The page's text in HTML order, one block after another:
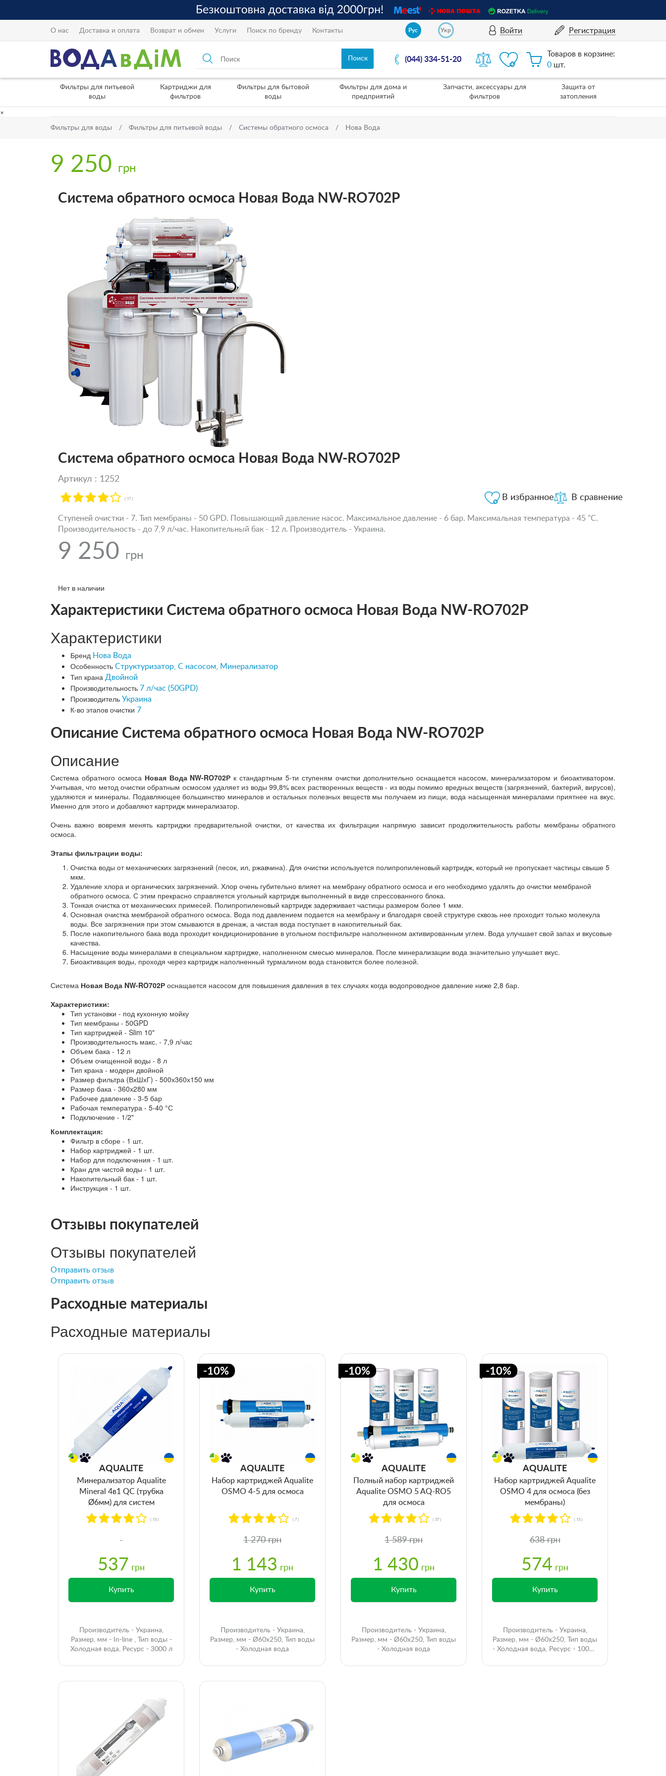
О нас Доставка и оплата Возврат и обмен Услуги Поиск по бренду Контакты Рус Укр Войти Регистрация
(044) 334-51-20
Товаров в корзине:
0 шт.
Фильтры для питьевой
воды
Картриджи для
фильтров
Фильтры для бытовой
воды
Фильтры для дома и
предприятий
Запчасти, аксессуары для
фильтров
Защита от
затопления
×
Фильтры для воды Фильтры для питьевой воды Системы обратного осмоса Нова Вода
9 250 грн
Система обратного осмоса Новая Вода NW-RO702P
Система обратного осмоса Новая Вода NW-RO702P
Артикул : 1252
( 17 ) В сравнение
В избранное
Ступеней очистки - 7. Тип мембраны - 50 GPD. Повышающий давление насос. Максимальное давление - 6 бар. Максимальная температура - 45 °С.
Производительность - до 7,9 л/час. Накопительный бак - 12 л. Производитель - Украина.
9 250 грн
Нет в наличии
Характеристики Система обратного осмоса Новая Вода NW-RO702P
Характеристики
Бренд Нова Вода
Особенность Структуризатор, С насосом, Минерализатор
Тип крана Двойной
Производительность 7 л/час (50GPD)
Производитель Украина
К-во этапов очистки 7
Описание Система обратного осмоса Новая Вода NW-RO702P
Описание
Система обратного осмоса Новая Вода NW-RO702Р к стандартным 5-ти ступеням очистки дополнительно оснащается насосом, минерализатором и биоактиватором.
Учитывая, что метод очистки обратным осмосом удаляет из воды 99,8% всех растворенных веществ - из воды помимо вредных веществ (загрязнений, бактерий, вирусов),
удаляются и минералы. Подавляющее большинство минералов и остальных полезных веществ мы получаем из пищи, вода насыщенная минералами приятнее на вкус.
Именно для этого и добавляют картридж минерализатор.
Очень важно вовремя менять картриджи предварительной очистки, от качества их фильтрации напрямую зависит продолжительность работы мембраны обратного
осмоса.
Этапы фильтрации воды:
Очистка воды от механических загрязнений (песок, ил, ржавчина). Для очистки используется полипропиленовый картридж, который не пропускает частицы свыше 5
мкм.
Удаление хлора и органических загрязнений. Хлор очень губительно влияет на мембрану обратного осмоса и его необходимо удалять до очистки мембраной
обратного осмоса. С этим прекрасно справляется угольный картридж выполненный в виде спрессованного блока.
Тонкая очистка от механических примесей. Полипропиленовый картридж задерживает частицы размером более 1 мкм.
Основная очистка мембраной обратного осмоса. Вода под давлением подается на мембрану и благодаря своей структуре сквозь нее проходит только молекула
воды. Все загрязнения при этом смываются в дренаж, а чистая вода поступает в накопительный бак.
После накопительного бака вода проходит кондиционирование в угольном постфильтре наполненном активированным углем. Вода улучшает свой запах и вкусовые
качества.
Насыщение воды минералами в специальном картридже, наполненном смесью минералов. После минерализации вода значительно улучшает вкус.
Биоактивация воды, проходя через картридж наполненный турмалином вода становится более полезной.
Система Новая Вода NW-RO702Р оснащается насосом для повышения давления в тех случаях когда водопроводное давление ниже 2,8 бар.
Характеристики:
Тип установки - под кухонную мойку
Тип мембраны - 50GPD
Тип картриджей - Slim 10"
Производительность макс. - 7,9 л/час
Объем бака - 12 л
Объем очищенной воды - 8 л
Тип крана - модерн двойной
Размер фильтра (ВхШхГ) - 500х360х150 мм
Размер бака - 360х280 мм
Рабочее давление - 3-5 бар
Рабочая температура - 5-40 °С
Подключение - 1/2"
Комплектация:
Фильтр в сборе - 1 шт.
Набор картриджей - 1 шт.
Набор для подключения - 1 шт.
Кран для чистой воды - 1 шт.
Накопительный бак - 1 шт.
Инструкция - 1 шт.
Отзывы покупателей
Отзывы покупателей
Отправить отзыв
Отправить отзыв
Расходные материалы
Расходные материалы
AQUALITE
Минерализатор Aqualite
Mineral 4в1 QC (трубка
Ø6мм) для систем
обратного осмоса
( 13 )
537 грн
Купить
Производитель - Украина,
Размер, мм - In-line , Тип воды -
Холодная вода, Ресурс - 3000 л
-10%
AQUALITE
Набор картриджей Aqualite
OSMO 4-5 для осмоса
( 7 )
1 270 грн
1 143 грн
Купить
Производитель - Украина,
Размер, мм - Ø60x250, Тип воды
- Холодная вода
-10%
AQUALITE
Полный набор картриджей
Aqualite OSMO 5 AQ-RO5
для осмоса
( 37 )
1 589 грн
1 430 грн
Купить
Производитель - Украина,
Размер, мм - Ø60x250, Тип воды
- Холодная вода
-10%
AQUALITE
Набор картриджей Aqualite
OSMO 4 для осмоса (без
мембраны)
( 13 )
638 грн
574 грн
Купить
Производитель - Украина,
Размер, мм - Ø60x250, Тип воды
- Холодная вода, Ресурс - 10000